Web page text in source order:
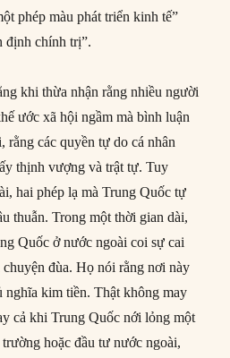
phép màu phát triển kinh tế”
định chính trị”.
khi thừa nhận rằng nhiều người
ước xã hội ngầm mà bình luận
rằng các quyền tự do cá nhân
thịnh vượng và trật tự. Tuy
hai phép lạ mà Trung Quốc tự
thuẫn. Trong một thời gian dài,
Quốc ở nước ngoài coi sự cai
đùa. Họ nói rằng nơi này
nghĩa kim tiền. Thật không may
cả khi Trung Quốc nới lỏng một
hoặc đầu tư nước ngoài,